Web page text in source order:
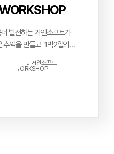
발전하는 거인소프트가